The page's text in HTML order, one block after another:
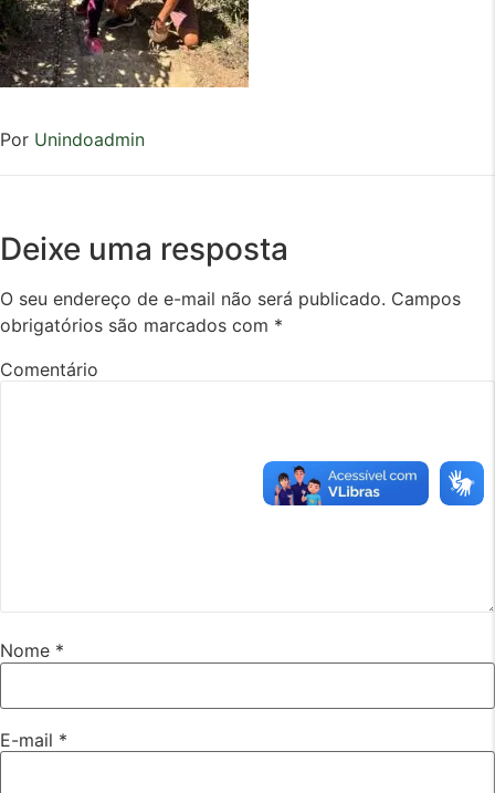
Por Unindoadmin
Deixe uma resposta
O seu endereço de e-mail não será publicado. Campos
obrigatórios são marcados com *
Comentário
Nome *
E-mail *